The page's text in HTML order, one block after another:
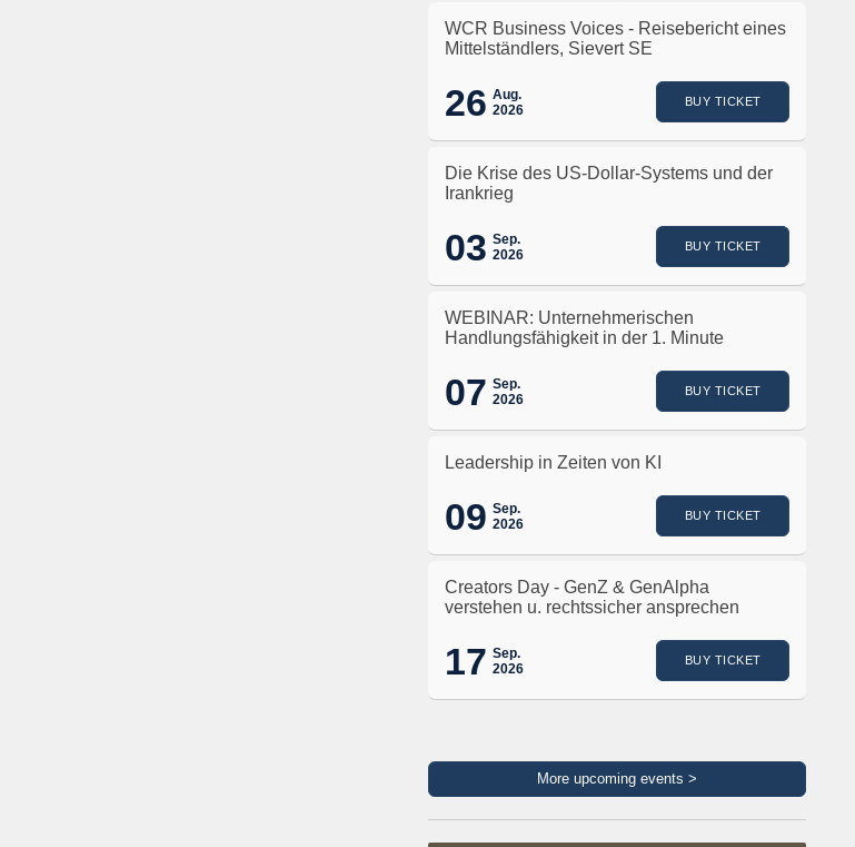
WCR Business Voices - Reisebericht eines
Mittelständlers, Sievert SE
26 Aug.
2026
BUY TICKET
Die Krise des US-Dollar-Systems und der
Irankrieg
03 Sep.
2026
BUY TICKET
WEBINAR: Unternehmerischen
Handlungsfähigkeit in der 1. Minute
07 Sep.
2026
BUY TICKET
Leadership in Zeiten von KI
09 Sep.
2026
BUY TICKET
Creators Day - GenZ & GenAlpha
verstehen u. rechtssicher ansprechen
17 Sep.
2026
BUY TICKET
More upcoming events >